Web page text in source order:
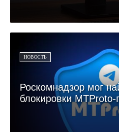
НОВОСТЬ
Роскомнадзор мог
блокировки MTProto-